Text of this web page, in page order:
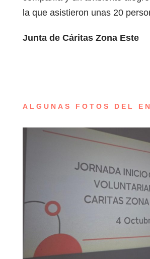
la que asistieron unas 20
Junta de Cáritas Zona Este
ALGUNAS FOTOS DEL